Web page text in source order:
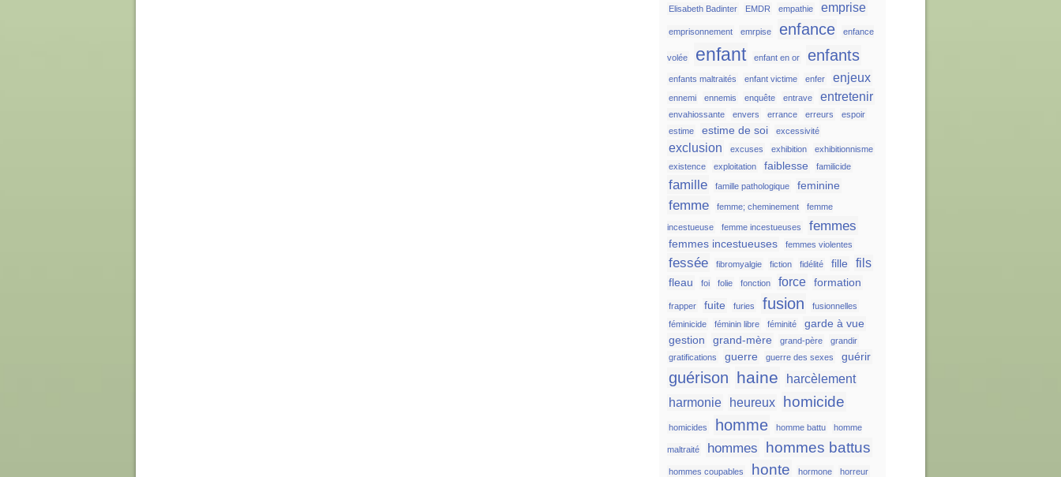
Elisabeth Badinter
EMDR empathie emprise
emprisonnement emrpise enfance enfance
volée enfant enfant en or enfants
enfants maltraités enfant victime enfer enjeux
ennemi ennemis enquête entrave entretenir
envahiossante envers errance erreurs
espoir
estime
estime de soi excessivité
exclusion excuses exhibition
exhibitionnisme
existence
exploitation faiblesse familicide
famille famille pathologique feminine
femme femme; cheminement femme
incestueuse femme incestueuses femmes
femmes incestueuses femmes violentes
fessée fibromyalgie fiction fidélité fille fils
fleau foi folie fonction force formation
frapper fuite furies fusion
fusionnelles
féminicide
féminin libre féminité
garde à vue
gestion
grand-mère grand-père
grandir
gratifications
guerre guerre des sexes guérir
guérison haine
harcèlement
harmonie
heureux homicide
homicides homme homme battu homme
maltraité hommes hommes battus
hommes coupables honte hormone
horreur